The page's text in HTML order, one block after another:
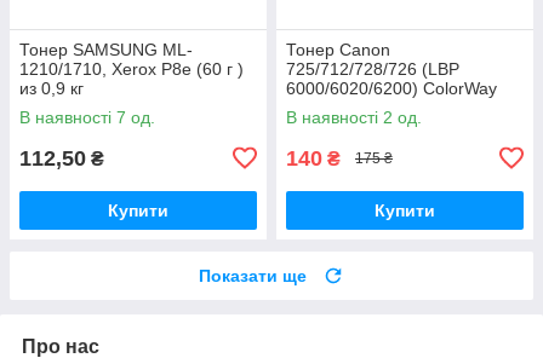
Тонер SAMSUNG ML-
1210/1710, Xerox P8e (60 г )
из 0,9 кг
В наявності 7 од.
112,50 ₴
Купити
Тонер Canon
725/712/728/726 (LBP
6000/6020/6200) ColorWay
(TС-6000)
В наявності 2 од.
140 ₴ 175 ₴
Купити
Показати ще
Про нас